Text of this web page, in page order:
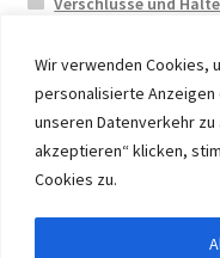
Wir verwenden Cookies,
personalisierte
unseren Datenverkehr zu
akzeptieren“ klicken,
Cookies zu.
© 2026 Eruon Trade